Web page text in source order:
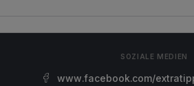
SOZIALE MEDIEN
www.facebook.com/